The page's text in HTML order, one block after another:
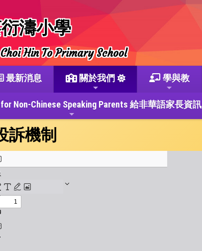
濤小學
Hin To Primary School
最新消息 關於我們 學與教
Non-Chinese Speaking Parents 給非華語家長資訊
訴機制